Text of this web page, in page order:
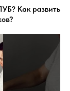
Как развить